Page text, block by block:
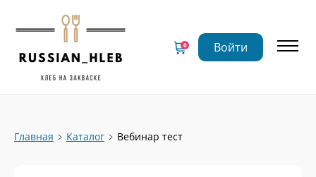
0 Войти
Главная Каталог Вебинар тест